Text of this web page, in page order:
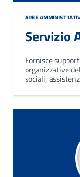
AREE
Servizio
Fornisce
organizzative
sociali,